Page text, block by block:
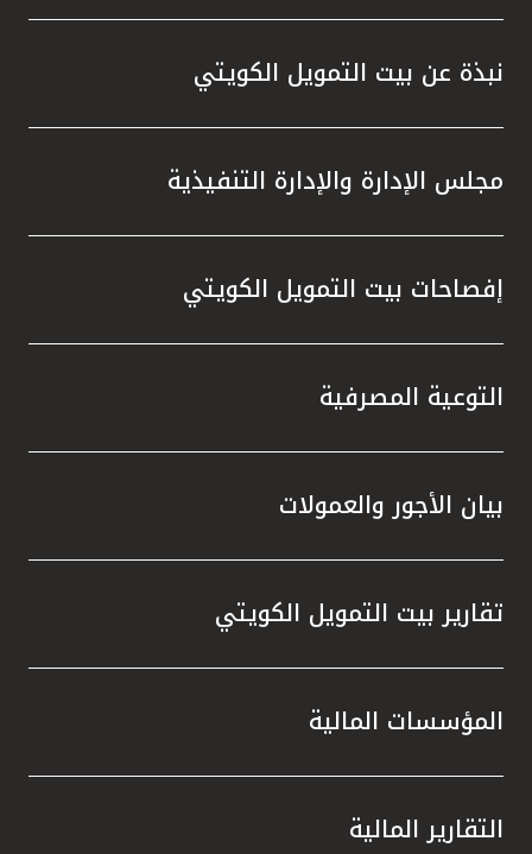
نبذة عن بيت التمويل الكويتي
مجلس الإدارة والإدارة التنفيذية
إفصاحات بيت التمويل الكويتي
التوعية المصرفية
بيان الأجور والعمولات
تقارير بيت التمويل الكويتي
المؤسسات المالية
التقارير المالية